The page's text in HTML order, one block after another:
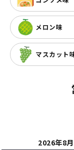
メロン味
マスカット
2026年8月